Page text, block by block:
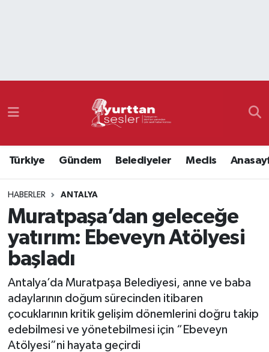
Türkiye Gündem Belediyeler Meclis
HABERLER ANTALYA
Muratpaşa’dan geleceğe
yatırım: Ebeveyn Atölyesi
başladı
Antalya’da Muratpaşa Belediyesi, anne ve baba
adaylarının doğum sürecinden itibaren
çocuklarının kritik gelişim dönemlerini doğru takip
edebilmesi ve yönetebilmesi için “Ebeveyn
Atölyesi”ni hayata geçirdi
Namaz Vakitleri
Süper Lig Puan Durumu ve Fikstür
Tüm Manşetler
Son Dakika Haberleri
Haber Arşivi